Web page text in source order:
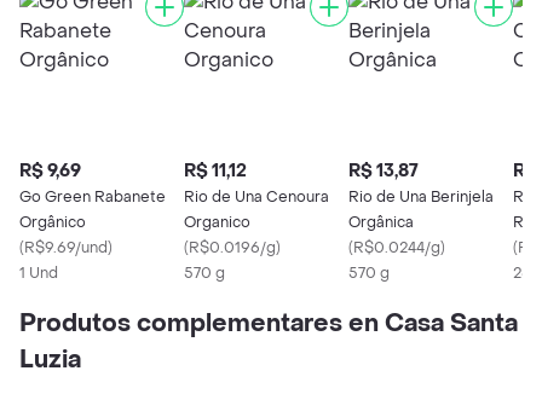
R$ 9,69
Go Green Rabanete
Orgânico
(R$9.69/und)
1 Und
R$ 11,12
Rio de Una Cenoura
Organico
(R$0.0196/g)
570 g
R$ 13,87
Rio de Una Berinjela
Orgânica
(R$0.0244/g)
570 g
R$
Rio
(
Produtos complementares en Casa Santa
Luzia